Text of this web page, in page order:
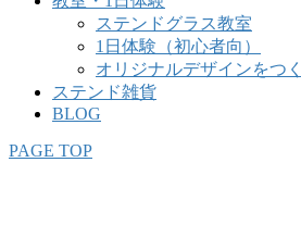
ステンドグラス教室
1日体験（初心者向）
オリジナルデザインをつ
ステンド雑貨
BLOG
PAGE TOP